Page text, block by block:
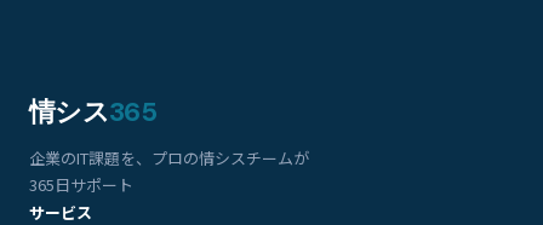
情シス365
企業のIT課題を、プロの情シスチームが
365日サポート
サービス